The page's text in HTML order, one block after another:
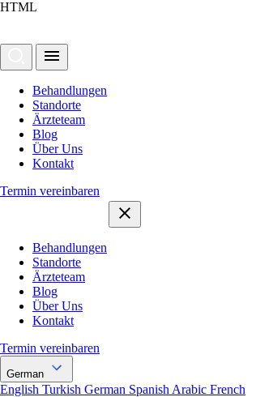
HTML
Behandlungen
Standorte
Ärzteteam
Blog
Über Uns
Kontakt
Termin vereinbaren
Behandlungen
Standorte
Ärzteteam
Blog
Über Uns
Kontakt
Termin vereinbaren
German
English Turkish German Spanish Arabic French